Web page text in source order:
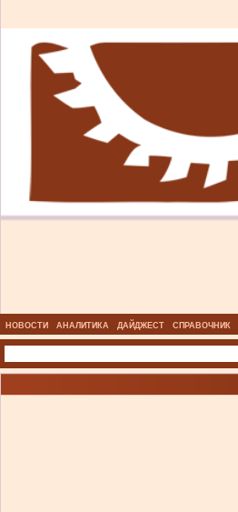
НОВОСТИ АНАЛИТИКА ДАЙДЖЕСТ СПРАВОЧНИК